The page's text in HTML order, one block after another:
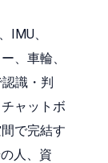
IMU、
、車輪、
識・判
ャットボ
で完結す
人、資